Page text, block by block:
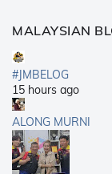
MALAYSIAN
#JMBELOG
15 hours ago
ALONG MURNI